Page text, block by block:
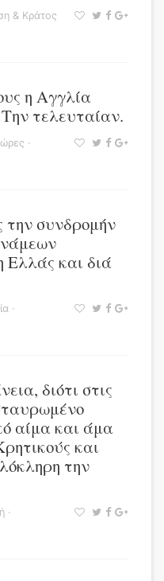
& Κράτος
η Αγγλία
τελευταίαν.
·
την συνδρομήν
Ελλάς και διά
·
διότι στις
αίμα και άμα
και
την
·